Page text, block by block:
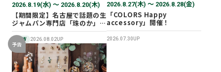
2026.8.19(水) 〜 2026.8.20(木)
【期間限定】名古屋で話題の生
ジャムパン専門店「珠のか」
POP UP SHOP
NEW 2026.08.02UP
2026.8.27(木) 〜 2026.8.28(金)
「COLORS Happy
accessory」開催！
2026.07.30UP
予告